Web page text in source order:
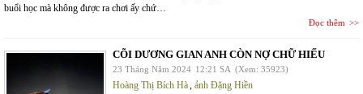
buổi học mà không được ra chơi ấy chứ…
Đọc thêm
CÕI DƯƠNG GIAN ANH CÒN NỢ CHỮ HIẾU
23 Tháng Năm 2024 12:21 SA (Xem: 35923)
Hoàng Thị Bích Hà, ảnh Đặng Hiền